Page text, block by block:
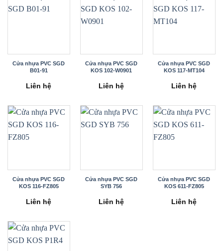
Cửa nhựa PVC SGD
B01-91
Liên hệ
Cửa nhựa PVC SGD
KOS 102-W0901
Liên hệ
Cửa nhựa PVC SGD
KOS 117-MT104
Liên hệ
Cửa nhựa PVC SGD
KOS 116-FZ805
Liên hệ
Cửa nhựa PVC SGD
SYB 756
Liên hệ
Cửa nhựa PVC SGD
KOS 611-FZ805
Liên hệ